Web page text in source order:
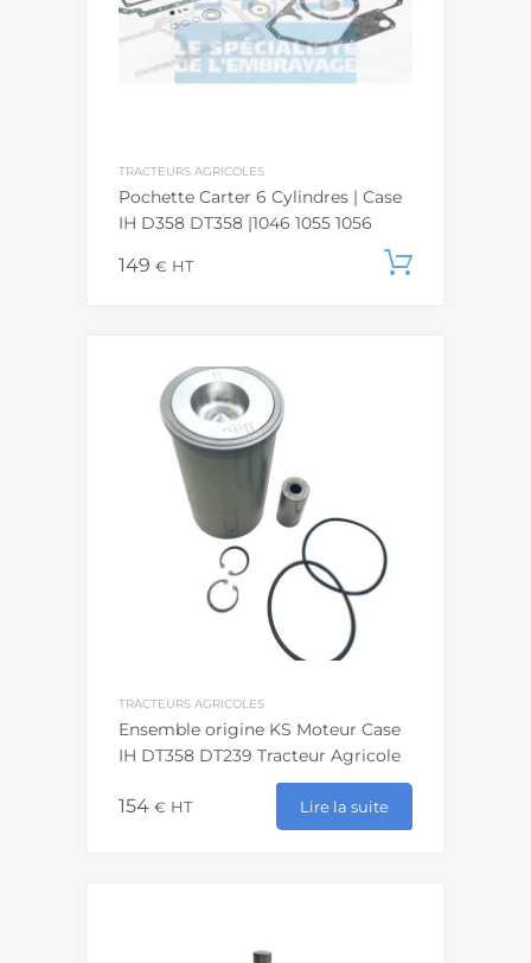
TRACTEURS AGRICOLES
Pochette Carter 6 Cylindres | Case
IH D358 DT358 |1046 1055 1056
149 € HT
TRACTEURS AGRICOLES
Ensemble origine KS Moteur Case
IH DT358 DT239 Tracteur Agricole
154 € HT Lire la suite